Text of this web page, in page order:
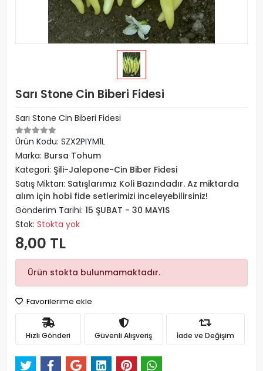
Sarı Stone Cin Biberi Fidesi
Sarı Stone Cin Biberi Fidesi
Ürün Kodu: SZX2PIYM1L
Marka: Bursa Tohum
Kategori: Şili-Jalepone-Cin Biber Fidesi
Satış Miktarı: Satışlarımız Koli Bazındadır. Az miktarda
alım için hobi fide setlerimizi inceleyebilirsiniz!
Gönderim Tarihi: 15 ŞUBAT - 30 MAYIS
Stok: Stokta yok
8,00 TL
Ürün stokta bulunmamaktadır.
Favorilerime ekle
Hızlı Gönderi Güvenli Alışveriş İade ve Değişim